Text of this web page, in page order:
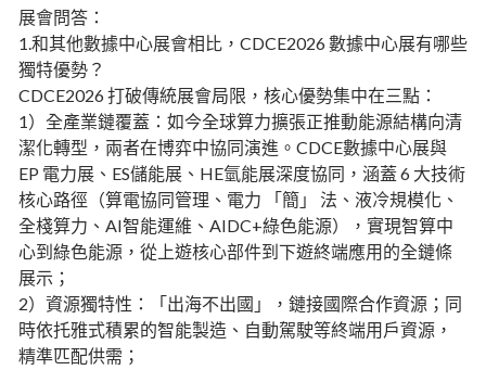
展會問答：
1.和其他數據中心展會相比，CDCE2026 數據中心展有哪些
獨特優勢？
CDCE2026 打破傳統展會局限，核心優勢集中在三點：
1）全產業鏈覆蓋：如今全球算力擴張正推動能源結構向清
潔化轉型，兩者在博弈中協同演進。CDCE數據中心展與
EP 電力展、ES儲能展、HE氫能展深度協同，涵蓋 6 大技術
核心路徑（算電協同管理、電力 「簡」 法、液冷規模化、
全棧算力、AI智能運維、AIDC+綠色能源），實現智算中
心到綠色能源，從上遊核心部件到下遊終端應用的全鏈條
展示；
2）資源獨特性：「出海不出國」，鏈接國際合作資源；同
時依托雅式積累的智能製造、自動駕駛等終端用戶資源，
精準匹配供需；